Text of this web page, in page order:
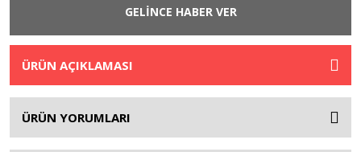
GELİNCE HABER VER
ÜRÜN AÇIKLAMASI
ÜRÜN YORUMLARI